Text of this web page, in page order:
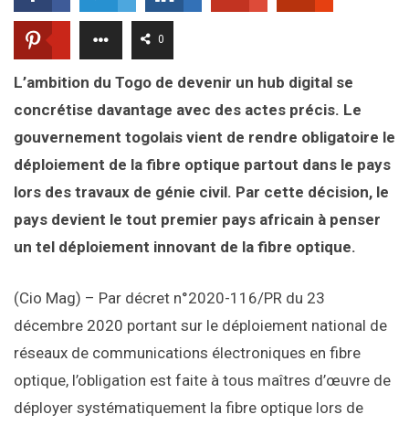
0
L’ambition du Togo de devenir un hub digital se
concrétise davantage avec des actes précis. Le
gouvernement togolais vient de rendre obligatoire le
déploiement de la fibre optique partout dans le pays
lors des travaux de génie civil. Par cette décision, le
pays devient le tout premier pays africain à penser
un tel déploiement innovant de la fibre optique.
(Cio Mag) – Par décret n°2020-116/PR du 23
décembre 2020 portant sur le déploiement national de
réseaux de communications électroniques en fibre
optique, l’obligation est faite à tous maîtres d’œuvre de
déployer systématiquement la fibre optique lors de